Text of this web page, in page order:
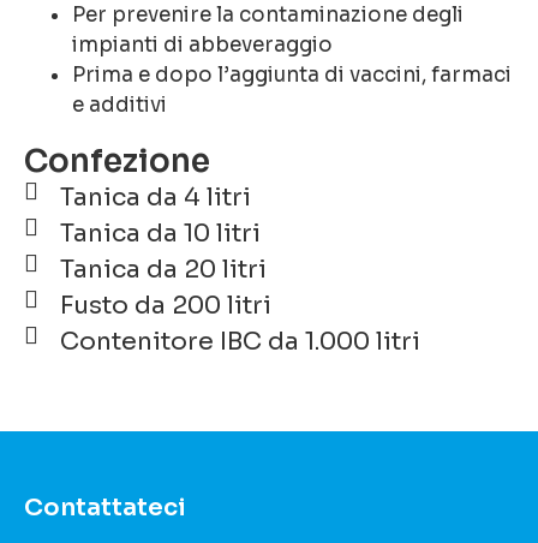
Per prevenire la contaminazione degli
impianti di abbeveraggio
Prima e dopo l’aggiunta di vaccini, farmaci
e additivi
Confezione
Tanica da 4 litri
Tanica da 10 litri
Tanica da 20 litri
Fusto da 200 litri
Contenitore IBC da 1.000 litri
Contattateci